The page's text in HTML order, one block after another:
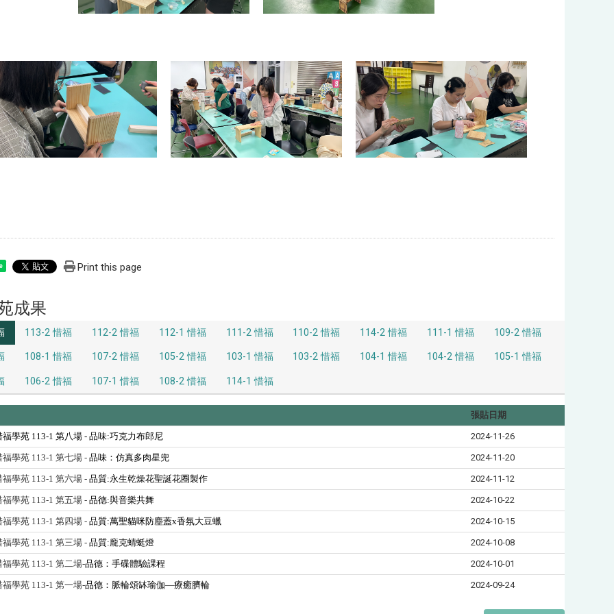
Print this page
成果
113-2 惜福 112-2 惜福 112-1 惜福 111-2 惜福 110-2 惜福 114-2 惜福 111-1 惜福 109-2 惜福
108-1 惜福 107-2 惜福 105-2 惜福 103-1 惜福 103-2 惜福 104-1 惜福 104-2 惜福 105-1 惜福
106-2 惜福 107-1 惜福 108-2 惜福 114-1 惜福
張貼日期
福學苑 113-1 第八場 - 品味:巧克力布郎尼 2024-11-26
福學苑 113-1 第七場 - 品味：仿真多肉星兜 2024-11-20
福學苑 113-1 第六場 - 品質:永生乾燥花聖誕花圈製作 2024-11-12
福學苑 113-1 第五場 - 品德:與音樂共舞 2024-10-22
福學苑 113-1 第四場 - 品質:萬聖貓咪防塵蓋x香氛大豆蠟 2024-10-15
福學苑 113-1 第三場 - 品質:龐克蜻蜓燈 2024-10-08
福學苑 113-1 第二場-品德：手碟體驗課程 2024-10-01
福學苑 113-1 第一場-品德：脈輪頌缽瑜伽—療癒臍輪 2024-09-24